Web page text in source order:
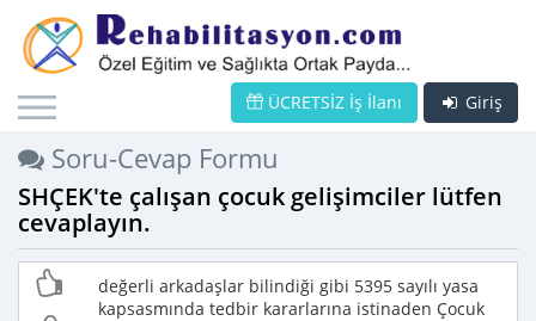
Giriş
ÜCRETSİZ İş İlanı
Soru-Cevap Formu
SHÇEK'te çalışan çocuk gelişimciler lütfen
cevaplayın.
değerli arkadaşlar bilindiği gibi 5395 sayılı yasa
kapsasmında tedbir kararlarına istinaden Çocuk